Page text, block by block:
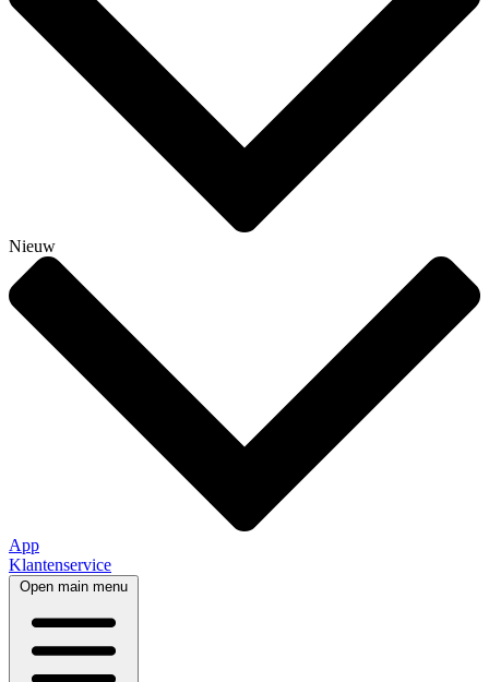
Nieuw
App
Klantenservice
Open main menu